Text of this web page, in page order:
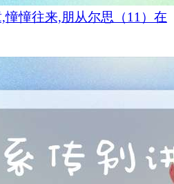
憧往来,朋从尔思（11）在